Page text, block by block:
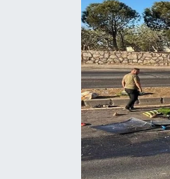
Teknoloji
Kültür Sanat
Hasköy